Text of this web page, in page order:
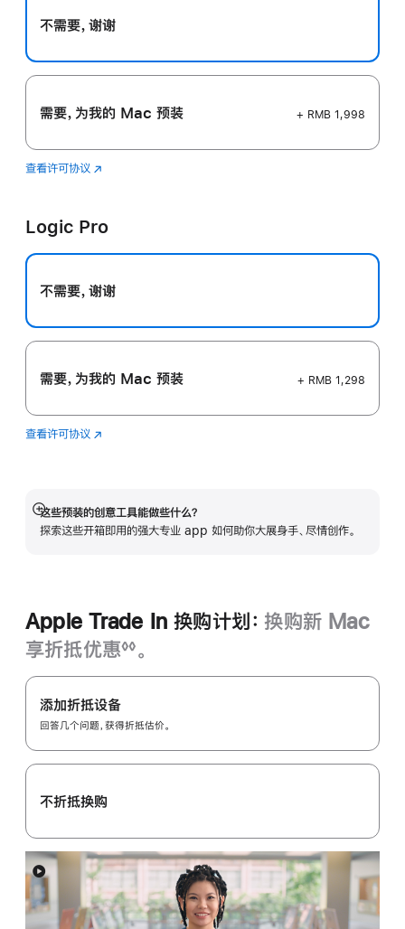
不需要，谢谢
需要，为我的 Mac 预装 + RMB 1,998
查看许可协议 Final
(在
口
开)
Logic Pro
不需要，谢谢
需要，为我的 Mac 预装 + RMB 1,298
查看许可协议 Logic
(在
中
打
这些预装的创意工具能做些什么？
探索这些开箱即用的强大专业 app 如何助你大展身手、尽情创作。
展
开
Apple Trade In 换购计划： 换购新 Mac
享折抵优惠
注
◊◊ 。
Apple
Trade
换
购
划：
添加折抵设备
回答几个问题，获得折抵估价。
不折抵换购
展
开